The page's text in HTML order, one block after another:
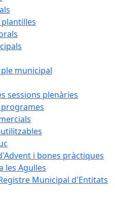
municipal
sessions plenàries
programes
i bones pràctiques
les Agulles
Municipal d'Entitats